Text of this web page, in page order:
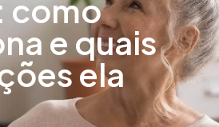
como
e quais
ela